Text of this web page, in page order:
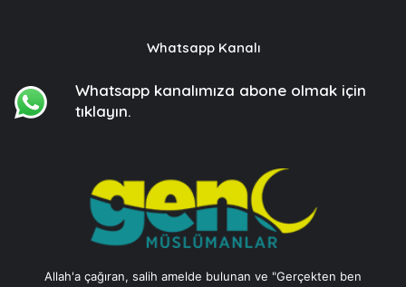
Whatsapp Kanalı
Whatsapp kanalımıza abone olmak için
tıklayın.
Allah'a çağıran, salih amelde bulunan ve "Gerçekten ben